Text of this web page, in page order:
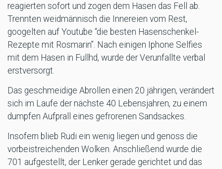
reagierten sofort und zogen dem Hasen das Fell ab.
Trennten weidmännisch die Innereien vom Rest,
googelten auf Youtube “die besten Hasenschenkel-
Rezepte mit Rosmarin”. Nach einigen Iphone Selfies
mit dem Hasen in Fullhd, wurde der Verunfallte verbal
erstversorgt.
Das geschmeidige Abrollen einen 20 jährigen, verändert
sich im Laufe der nächste 40 Lebensjahren, zu einem
dumpfen Aufprall eines gefrorenen Sandsackes.
Insofern blieb Rudi ein wenig liegen und genoss die
vorbeistreichenden Wolken. Anschließend wurde die
701 aufgestellt, der Lenker gerade gerichtet und das